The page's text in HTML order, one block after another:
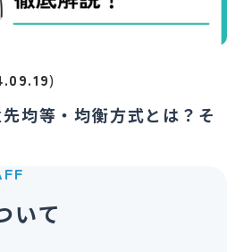
先均等・均衡方式とは？そ
)
いて